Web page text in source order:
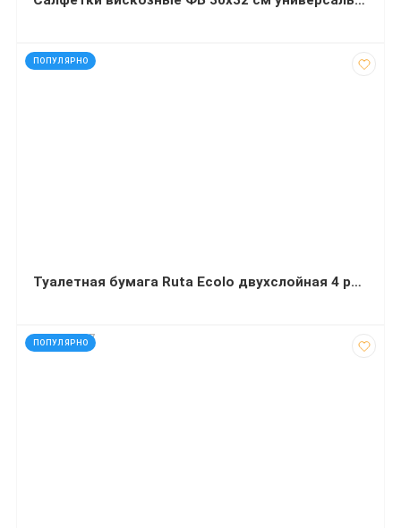
ПОПУЛЯРНО
код: 20123
Туалетная бумага Ruta Ecolo двухслойная 4 рулона
ПОПУЛЯРНО
код: 810007